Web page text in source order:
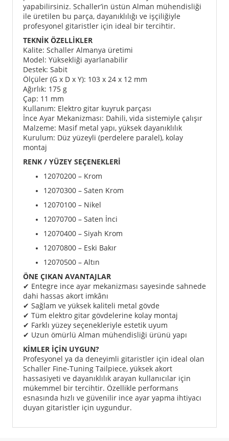
yapabilirsiniz. Schaller’in üstün Alman mühendisliği
ile üretilen bu parça, dayanıklılığı ve işçiliğiyle
profesyonel gitaristler için ideal bir tercihtir.
TEKNİK ÖZELLİKLER
Kalite: Schaller Almanya üretimi
Model: Yüksekliği ayarlanabilir
Destek: Sabit
Ölçüler (G x D x Y): 103 x 24 x 12 mm
Ağırlık: 175 g
Çap: 11 mm
Kullanım: Elektro gitar kuyruk parçası
İnce Ayar Mekanizması: Dahili, vida sistemiyle çalışır
Malzeme: Masif metal yapı, yüksek dayanıklılık
Kurulum: Düz yüzeyli (perdelere paralel), kolay
montaj
RENK / YÜZEY SEÇENEKLERİ
12070200 – Krom
12070300 – Saten Krom
12070100 – Nikel
12070700 – Saten İnci
12070400 – Siyah Krom
12070800 – Eski Bakır
12070500 – Altın
ÖNE ÇIKAN AVANTAJLAR
✔ Entegre ince ayar mekanizması sayesinde sahnede
dahi hassas akort imkânı
✔ Sağlam ve yüksek kaliteli metal gövde
✔ Tüm elektro gitar gövdelerine kolay montaj
✔ Farklı yüzey seçenekleriyle estetik uyum
✔ Uzun ömürlü Alman mühendisliği ürünü yapı
KİMLER İÇİN UYGUN?
Profesyonel ya da deneyimli gitaristler için ideal olan
Schaller Fine-Tuning Tailpiece, yüksek akort
hassasiyeti ve dayanıklılık arayan kullanıcılar için
mükemmel bir tercihtir. Özellikle performans
esnasında hızlı ve güvenilir ince ayar yapma ihtiyacı
duyan gitaristler için uygundur.